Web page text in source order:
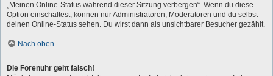
„Meinen Online-Status während dieser Sitzung verbergen“. Wenn du diese
Option einschaltest, können nur Administratoren, Moderatoren und du selbst
deinen Online-Status sehen. Du wirst dann als unsichtbarer Besucher gezählt.
Nach oben
Die Forenuhr geht falsch!